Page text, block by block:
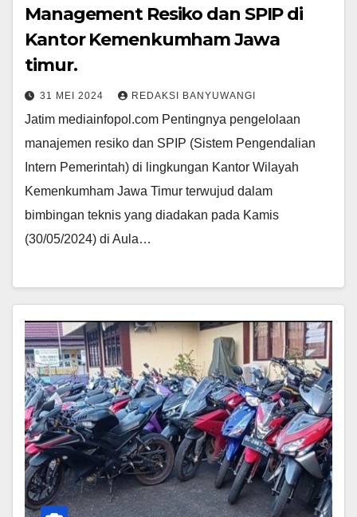
Management Resiko dan SPIP di
Kantor Kemenkumham Jawa
timur.
31 MEI 2024 REDAKSI BANYUWANGI
Jatim mediainfopol.com Pentingnya pengelolaan
manajemen resiko dan SPIP (Sistem Pengendalian
Intern Pemerintah) di lingkungan Kantor Wilayah
Kemenkumham Jawa Timur terwujud dalam
bimbingan teknis yang diadakan pada Kamis
(30/05/2024) di Aula…